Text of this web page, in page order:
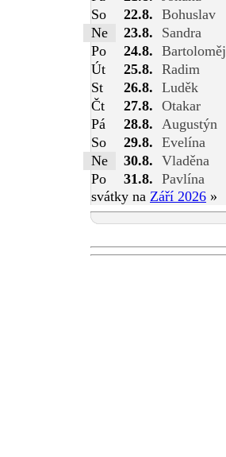
So
22.8. Bohuslav
Ne
23.8.
Sandra
Po
24.8. Bartoloměj
Út
25.8. Radim
St
26.8. Luděk
Čt
27.8. Otakar
Pá
28.8.
Augustýn
So
29.8. Evelína
Ne
30.8. Vladěna
Po
31.8. Pavlína
svátky na Září 2026 »